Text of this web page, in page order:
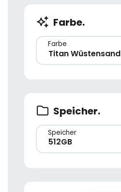
Farbe.
Farbe
Titan Wüstensand
Speicher.
Speicher
512GB